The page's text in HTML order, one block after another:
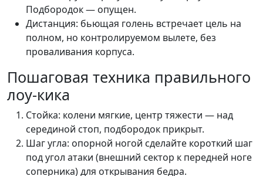
Подбородок — опущен.
Дистанция: бьющая голень встречает цель на
полном, но контролируемом вылете, без
проваливания корпуса.
Пошаговая техника правильного
лоу-кика
Стойка: колени мягкие, центр тяжести — над
серединой стоп, подбородок прикрыт.
Шаг угла: опорной ногой сделайте короткий шаг
под угол атаки (внешний сектор к передней ноге
соперника) для открывания бедра.